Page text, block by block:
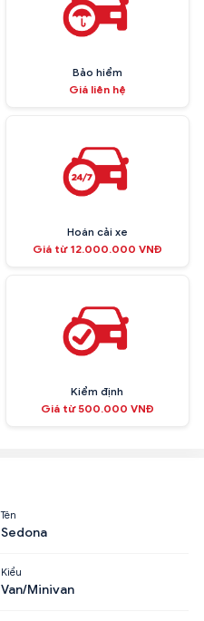
Bảo hiểm
Giá liên hệ
Hoán cải xe
Giá từ 12.000.000 VNĐ
Kiểm định
Giá từ 500.000 VNĐ
Tên
Sedona
Kiểu
Van/Minivan